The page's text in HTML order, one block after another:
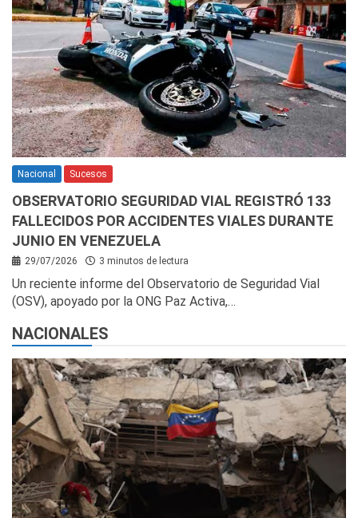
Nacional Sucesos
OBSERVATORIO SEGURIDAD VIAL REGISTRÓ 133
FALLECIDOS POR ACCIDENTES VIALES DURANTE
JUNIO EN VENEZUELA
29/07/2026 3 minutos de lectura
Un reciente informe del Observatorio de Seguridad Vial
(OSV), apoyado por la ONG Paz Activa,…
NACIONALES